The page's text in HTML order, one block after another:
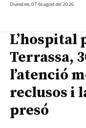
Divendres, 07 de agost del 2026
L’hospital
Terrassa,
l’atenció
reclusos i
presó